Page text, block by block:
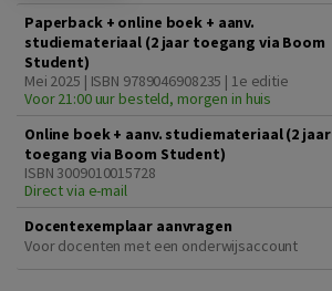
Paperback + online boek + aanv.
studiemateriaal (2 jaar toegang via Boom
Student)
Mei 2025 | ISBN 9789046908235 | 1e editie
Voor 21:00 uur besteld, morgen in huis
Online boek + aanv. studiemateriaal (2 jaar
toegang via Boom Student)
ISBN 3009010015728
Direct via e-mail
Docentexemplaar aanvragen
Voor docenten met een onderwijsaccount